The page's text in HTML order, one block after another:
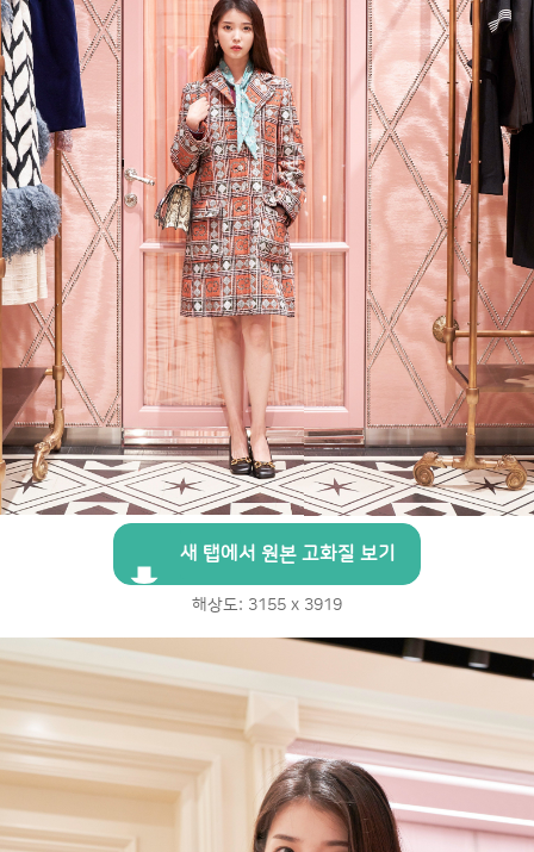
새 탭에서 원본 고화질 보기
해상도: 3155 x 3919